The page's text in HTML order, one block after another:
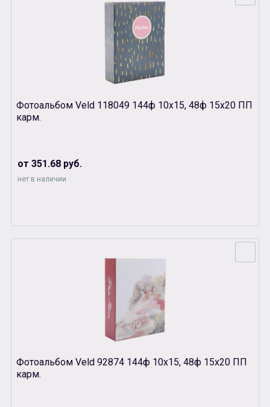
Фотоальбом Veld 118049 144ф 10х15, 48ф 15х20 ПП
карм.
от 351.68 руб.
нет в наличии
Фотоальбом Veld 92874 144ф 10х15, 48ф 15х20 ПП
карм.